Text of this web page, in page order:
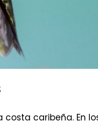
caribeña. En